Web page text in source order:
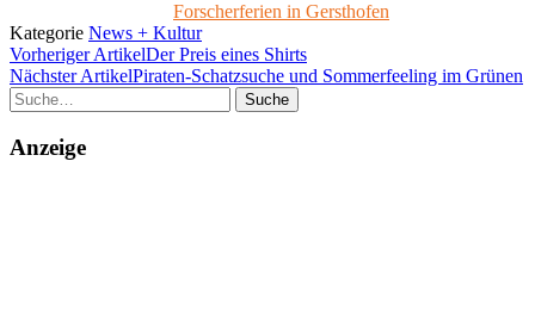
Forscherferien in Gersthofen
Kategorie News + Kultur
Vorheriger ArtikelDer Preis eines Shirts
Nächster ArtikelPiraten-Schatzsuche und Sommerfeeling im Grünen
Suche
Anzeige